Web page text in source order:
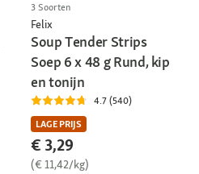
3 Soorten
Felix
Soup Tender Strips
Soep 6 x 48 g Rund, kip
en tonijn
4.7 (540)
LAGE PRIJS
€ 3,29
(€ 11,42/kg)